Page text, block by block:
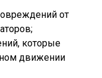
от
которые
движении